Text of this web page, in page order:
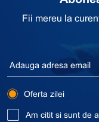
Fii mereu la
Oferta zilei
Am citit si sunt de